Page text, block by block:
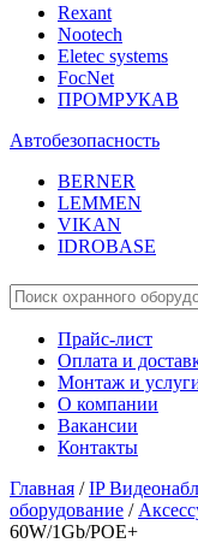
Rexant
Nootech
Eletec systems
FocNet
ПРОМРУКАВ
Автобезопасность
BERNER
LEMMEN
VIKAN
IDROBASE
Прайс-лист
Оплата и
Монтаж и
О компании
Вакансии
Контакты
Главная /IP
оборудование /
60W/1Gb/POE+